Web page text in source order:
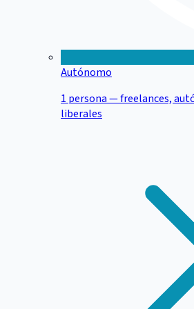
Autónomo
1 persona — freelances,
liberales